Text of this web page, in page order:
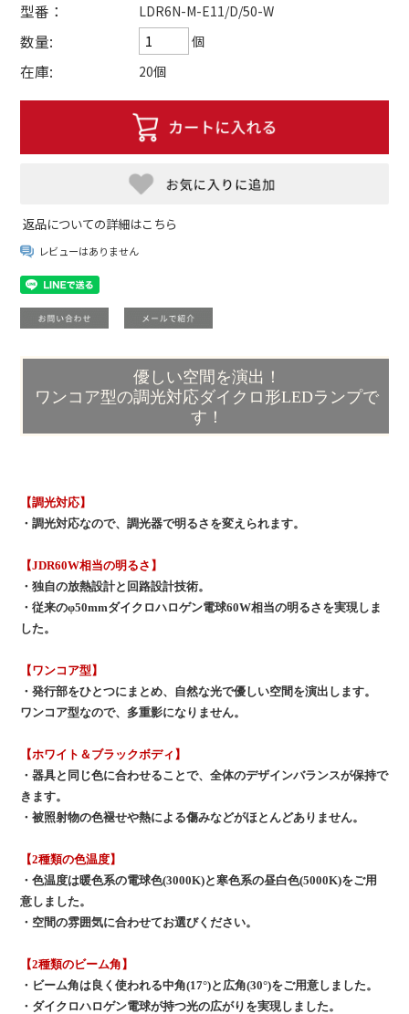
型番： LDR6N-M-E11/D/50-W
数量: 個
在庫: 20個
返品についての詳細はこちら
レビューはありません
優しい空間を演出！
ワンコア型の調光対応ダイクロ形LEDランプで
す！
【調光対応】
・調光対応なので、調光器で明るさを変えられます。
【JDR60W相当の明るさ】
・独自の放熱設計と回路設計技術。
・従来のφ50mmダイクロハロゲン電球60W相当の明るさを実現しま
した。
【ワンコア型】
・発行部をひとつにまとめ、自然な光で優しい空間を演出します。
ワンコア型なので、多重影になりません。
【ホワイト＆ブラックボディ】
・器具と同じ色に合わせることで、全体のデザインバランスが保持で
きます。
・被照射物の色褪せや熱による傷みなどがほとんどありません。
【2種類の色温度】
・色温度は暖色系の電球色(3000K)と寒色系の昼白色(5000K)をご用
意しました。
・空間の雰囲気に合わせてお選びください。
【2種類のビーム角】
・ビーム角は良く使われる中角(17°)と広角(30°)をご用意しました。
・ダイクロハロゲン電球が持つ光の広がりを実現しました。